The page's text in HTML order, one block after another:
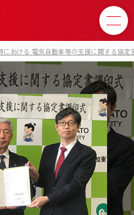
ングス M
e
n
u
イアンス ソーシャルメディア
における 電気自動車等の支援に関する協定